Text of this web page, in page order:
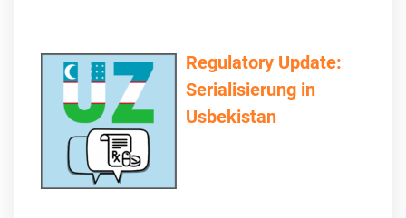
Regulatory Update:
Serialisierung in
Usbekistan